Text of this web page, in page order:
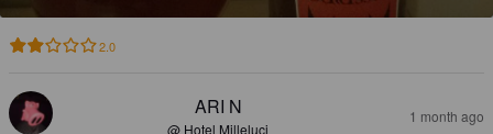
2.0
ARI N
@ Hotel Milleluci
1 month ago